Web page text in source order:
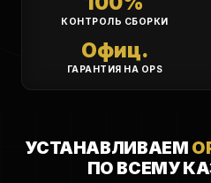
КОНТРОЛЬ СБОРКИ
Офиц.
ГАРАНТИЯ НА OPS
УСТАНАВЛИВАЕМ
ПО ВСЕМУ